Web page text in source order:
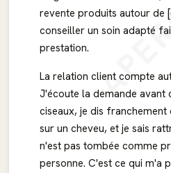
revente produits autour de
conseiller un soin adapté
prestation.
La relation client compte
J'écoute la demande avant
ciseaux, je dis franchement
sur un cheveu, et je sais
n'est pas tombée comme
personne. C'est ce qui m'a